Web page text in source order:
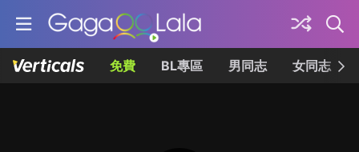
免費 BL專區 男同志 女同志